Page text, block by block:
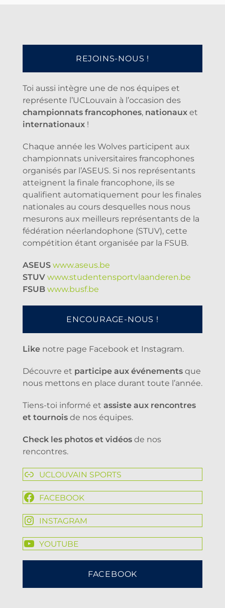
REJOINS-NOUS !
Toi aussi intègre une de nos équipes et
représente l’UCLouvain à l’occasion des
championnats francophones, nationaux et
internationaux !
Chaque année les Wolves participent aux
championnats universitaires francophones
organisés par l’ASEUS. Si nos représentants
atteignent la finale francophone, ils se
qualifient automatiquement pour les finales
nationales au cours desquelles nous nous
mesurons aux meilleurs représentants de la
fédération néerlandophone (STUV), cette
compétition étant organisée par la FSUB.
ASEUS www.aseus.be
STUV www.studentensportvlaanderen.be
FSUB www.busf.be
ENCOURAGE-NOUS !
Like notre page Facebook et Instagram.
Découvre et participe aux événements que
nous mettons en place durant toute l’année.
Tiens-toi informé et assiste aux rencontres
et tournois de nos équipes.
Check les photos et vidéos de nos
rencontres.
UCLOUVAIN SPORTS
FACEBOOK
INSTAGRAM
YOUTUBE
FACEBOOK